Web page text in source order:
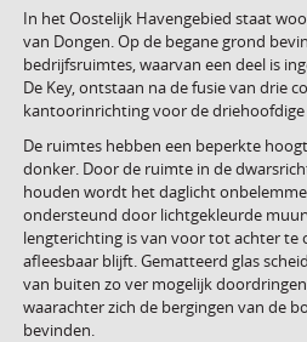
In het Oostelijk Havengebied staat
van Dongen. Op de begane grond
bedrijfsruimtes, waarvan een deel is
De Key, ontstaan na de fusie van drie
kantoorinrichting voor de driehoofdige
De ruimtes hebben een beperkte
donker. Door de ruimte in de
houden wordt het daglicht
ondersteund door lichtgekleurde
lengterichting is van voor tot achter te
afleesbaar blijft. Gematteerd glas
van buiten zo ver mogelijk
waarachter zich de bergingen van de
bevinden.